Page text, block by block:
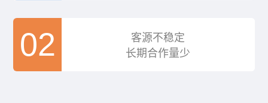
02
客源不稳定
长期合作量少